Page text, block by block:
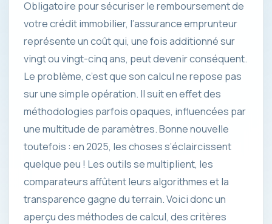
Obligatoire pour sécuriser le remboursement de
votre crédit immobilier, l’assurance emprunteur
représente un coût qui, une fois additionné sur
vingt ou vingt-cinq ans, peut devenir conséquent.
Le problème, c’est que son calcul ne repose pas
sur une simple opération. Il suit en effet des
méthodologies parfois opaques, influencées par
une multitude de paramètres. Bonne nouvelle
toutefois : en 2025, les choses s’éclaircissent
quelque peu ! Les outils se multiplient, les
comparateurs affûtent leurs algorithmes et la
transparence gagne du terrain. Voici donc un
aperçu des méthodes de calcul, des critères